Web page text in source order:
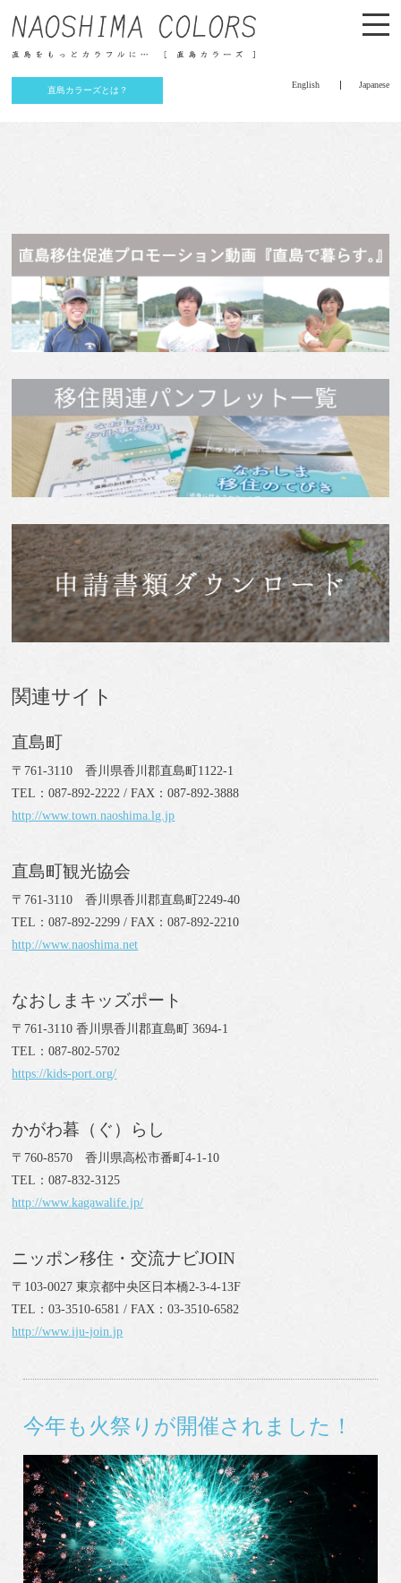
直島カラーズとは？
English Japanese
関連サイト
直島町
〒761-3110 香川県香川郡直島町1122-1
TEL：087-892-2222 / FAX：087-892-3888
http://www.town.naoshima.lg.jp
直島町観光協会
〒761-3110 香川県香川郡直島町2249-40
TEL：087-892-2299 / FAX：087-892-2210
http://www.naoshima.net
なおしまキッズポート
〒761-3110 香川県香川郡直島町 3694-1
TEL：087-802-5702
https://kids-port.org/
かがわ暮（ぐ）らし
〒760-8570 香川県高松市番町4-1-10
TEL：087-832-3125
http://www.kagawalife.jp/
ニッポン移住・交流ナビJOIN
〒103-0027 東京都中央区日本橋2-3-4-13F
TEL：03-3510-6581 / FAX：03-3510-6582
http://www.iju-join.jp
今年も火祭りが開催されました！